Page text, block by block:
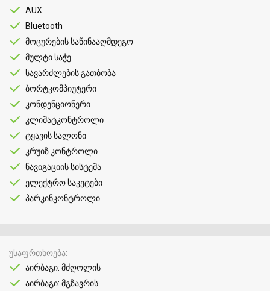
AUX
Bluetooth
მოცურების საწინააღმდეგო
მულტი საჭე
სავარძლების გათბობა
ბორტკომპიუტერი
კონდენციონერი
კლიმატკონტროლი
ტყავის სალონი
კრუიზ კონტროლი
ნავიგაციის სისტემა
ელექტრო საკეტები
პარკინკონტროლი
უსაფრთხოება
აირბაგი: მძღოლის
აირბაგი: მგზავრის